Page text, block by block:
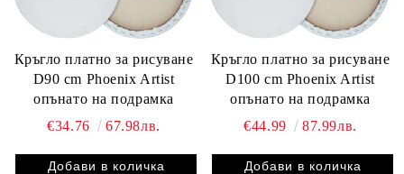
Кръгло платно за рисуване
D90 cm Phoenix Artist
опънато на подрамка
€34.76
67.98лв.
Кръгло платно за рисуване
D100 cm Phoenix Artist
опънато на подрамка
€44.99
87.99лв.